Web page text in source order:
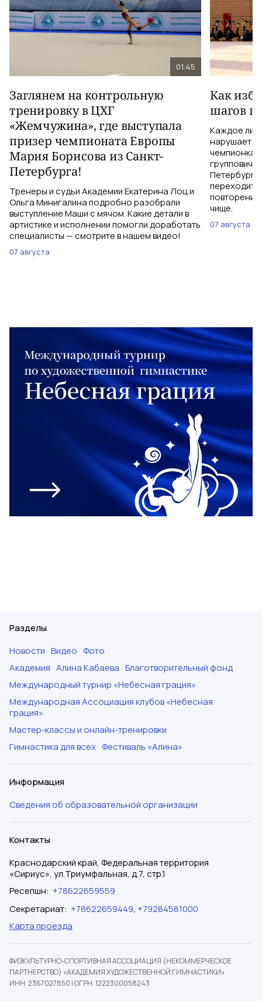
01:45
Заглянем на контрольную
тренировку в ЦХГ
«Жемчужина», где выступала
призер чемпионата Европы
Мария Борисова из Санкт-
Петербурга!
Тренеры и судьи Академии Екатерина Лоц и
Ольга Минигалина подробно разобрали
выступление Маши с мячом. Какие детали в
артистике и исполнении помогли доработать
специалисты — смотрите в нашем видео!
07 августа
Как
шагов
Каждое
нарушает
чемпионка
повторений
чище.
07 августа
Разделы
Новости Видео Фото
Академия Алина Кабаева Благотворительный фонд
Международный турнир «Небесная грация»
Международная Ассоциация клубов «Небесная
грация»
Мастер-классы и онлайн-тренировки
Гимнастика для всех Фестиваль «Алина»
Информация
Сведения об образовательной организации
Контакты
Краснодарский край, Федеральная территория
«Сириус», ул.Триумфальная, д.7, стр.1
Ресепшн: +78622659559
Секретариат: +78622659449, +79284581000
Карта проезда
ФИЗКУЛЬТУРНО-СПОРТИВНАЯ АССОЦИАЦИЯ (НЕКОММЕРЧЕСКОЕ
ПАРТНЕРСТВО) «АКАДЕМИЯ ХУДОЖЕСТВЕННОЙ ГИМНАСТИКИ»
ИНН: 2367027850 |ОГРН: 1222300058243